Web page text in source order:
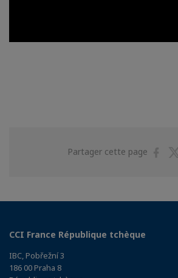
Partager cette page
CCI France République tchèque
IBC, Pobřežní 3
186 00 Praha 8